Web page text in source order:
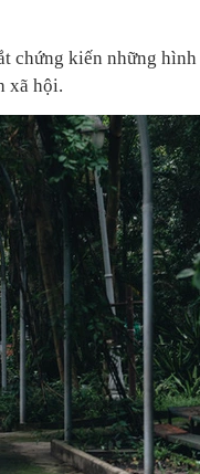
chứng kiến những hình
xã hội.